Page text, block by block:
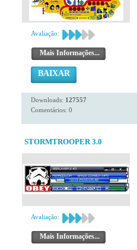
Avaliação:
Mais Informações...
BAIXAR
Downloads: 127557
Comentários: 0
STORMTROOPER 3.0
Avaliação:
Mais Informações...